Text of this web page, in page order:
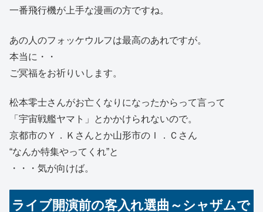
一番飛行機が上手な漫画の方ですね。
あの人のフォッケウルフは最高のあれですが。
本当に・・
ご冥福をお祈りいします。
松本零士さんがお亡くなりになったからって言って
「宇宙戦艦ヤマト」とかかけられないので。
京都市のＹ．Ｋさんとか山形市のＩ．Ｃさん
“なんか特集やってくれ”と
・・・気が向けば。
ライブ開演前の客入れ選曲～シャザムで